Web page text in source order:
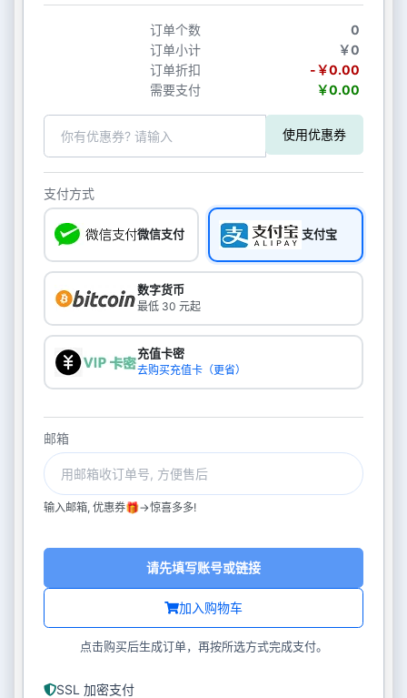
订单个数
0
订单小计
￥0
订单折扣
-￥0.00
需要支付
￥0.00
使用优惠券
支付方式
微信支付 支付宝
数字货币
最低 30 元起
充值卡密
去购买充值卡（更省）
邮箱
输入邮箱, 优惠券🎁->惊喜多多!
加入购物车
请先填写账号或链接
点击购买后生成订单，再按所选方式完成支付。
SSL 加密支付